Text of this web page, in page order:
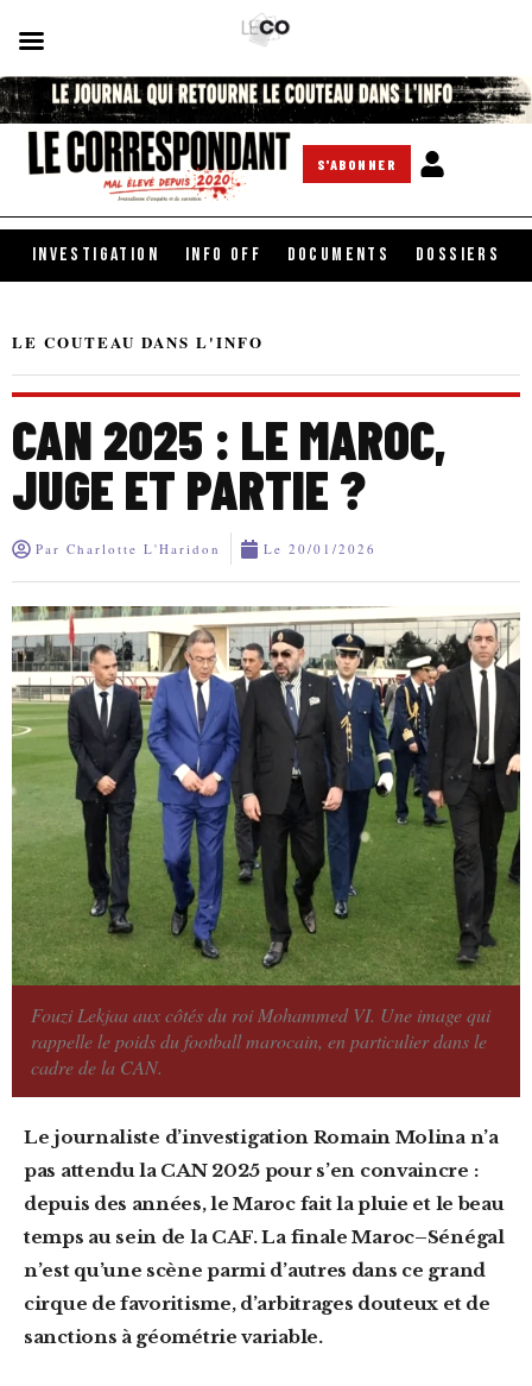
S'ABONNER
INVESTIGATION INFO OFF DOCUMENTS DOSSIERS
LE COUTEAU DANS L'INFO
CAN 2025 : LE MAROC,
JUGE ET PARTIE ?
Par Charlotte L'Haridon Le 20/01/2026
Fouzi Lekjaa aux côtés du roi Mohammed VI. Une image qui
rappelle le poids du football marocain, en particulier dans le
cadre de la CAN.
Le journaliste d’investigation Romain Molina n’a
pas attendu la CAN 2025 pour s’en convaincre :
depuis des années, le Maroc fait la pluie et le beau
temps au sein de la CAF. La finale Maroc–Sénégal
n’est qu’une scène parmi d’autres dans ce grand
cirque de favoritisme, d’arbitrages douteux et de
sanctions à géométrie variable.